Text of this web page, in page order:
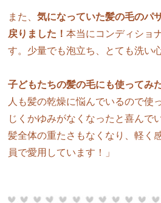
また、気になっていた髪の毛のパ
戻りました！本当にコンディショ
す。少量でも泡立ち、とても洗い
子どもたちの髪の毛にも使ってみ
人も髪の乾燥に悩んでいるので使
じくかゆみがなくなったと喜んで
髪全体の重たさもなくなり、軽く
員で愛用しています！」